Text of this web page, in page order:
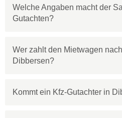
Welche Angaben macht der
Gutachten?
Wer zahlt den Mietwagen
Dibbersen?
Kommt ein Kfz-Gutachter in